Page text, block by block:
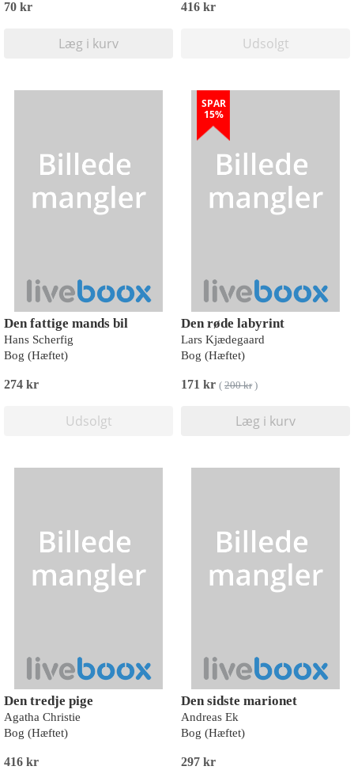
70 kr
Læg i kurv
416 kr
Udsolgt
Den fattige mands bil
Hans Scherfig
Bog (Hæftet)
274 kr
Udsolgt
SPAR
15%
Den røde labyrint
Lars Kjædegaard
Bog (Hæftet)
171 kr ( 200 kr)
Læg i kurv
Den tredje pige
Agatha Christie
Bog (Hæftet)
416 kr
Den sidste marionet
Andreas Ek
Bog (Hæftet)
297 kr